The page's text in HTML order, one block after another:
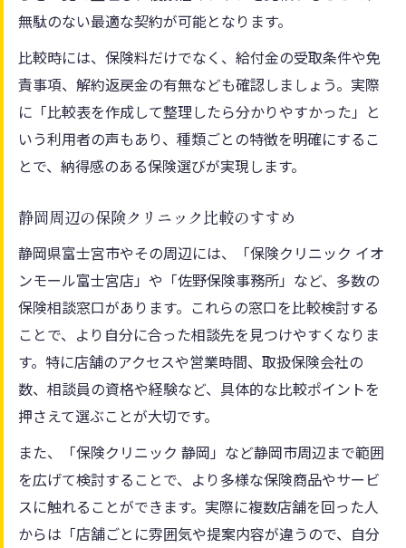
無駄のない最適な契約が可能となります。
比較時には、保険料だけでなく、給付金の受取条件や免
責事項、解約返戻金の有無なども確認しましょう。実際
に「比較表を作成して整理したら分かりやすかった」と
いう利用者の声もあり、種類ごとの特徴を明確にするこ
とで、納得感のある保険選びが実現します。
静岡周辺の保険クリニック比較のすすめ
静岡県富士宮市やその周辺には、「保険クリニック イオ
ンモール富士宮店」や「佐野保険事務所」など、多数の
保険相談窓口があります。これらの窓口を比較検討する
ことで、より自分に合った相談先を見つけやすくなりま
す。特に店舗のアクセスや営業時間、取扱保険会社の
数、相談員の資格や経験など、具体的な比較ポイントを
押さえて選ぶことが大切です。
また、「保険クリニック 静岡」など静岡市周辺まで範囲
を広げて検討することで、より多様な保険商品やサービ
スに触れることができます。実際に複数店舗を回った人
からは「店舗ごとに雰囲気や提案内容が違うので、自分